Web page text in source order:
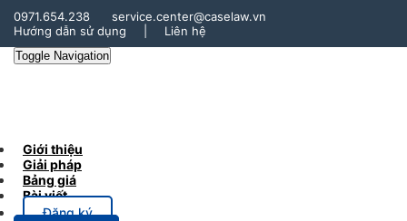
0971.654.238
service.center@caselaw.vn
Hướng dẫn sử dụng
Liên hệ
Toggle Navigation
Giới thiệu
Giải pháp
Bảng giá
Bài viết
Đăng ký